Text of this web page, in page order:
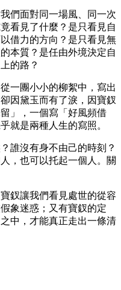
們面對同一場風、同一次
看見了什麼？是只看見自
借力的方向？是只看見無
本質？是任由外境決定自
的路？
一團小小的柳絮中，寫出
因黛玉而有了淚，因寶釵
」，一個寫「好風頻借
就是兩種人生的寫照。
誰沒有身不由己的時刻？
，也可以托起一個人。關
釵讓我們看見處世的從容
象迷惑；又有寶釵的定
中，才能真正走出一條清